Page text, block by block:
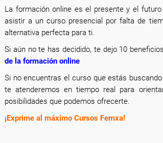
La formación online es el presente y el
asistir a un curso presencial por falta de
alternativa perfecta para ti.
Si aún no te has decidido, te dejo 10
de la formación online
Si no encuentras el curso que estás
te atenderemos en tiempo real para
posibilidades que podemos ofrecerte.
¡Exprime al máximo Cursos Femxa!